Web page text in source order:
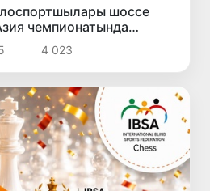
шоссе
чемпионатында
4 023